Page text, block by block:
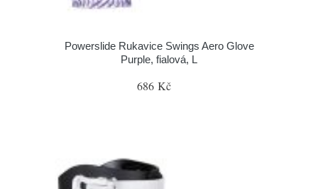
Powerslide Rukavice Swings Aero Glove
Purple, fialová, L
686 Kč